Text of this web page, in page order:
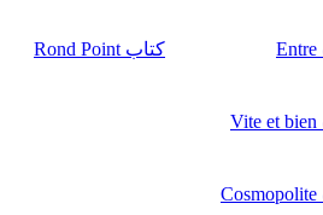
کتاب Entre
کتاب Rond Point